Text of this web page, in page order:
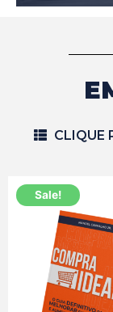
CLIQUE
Sale!